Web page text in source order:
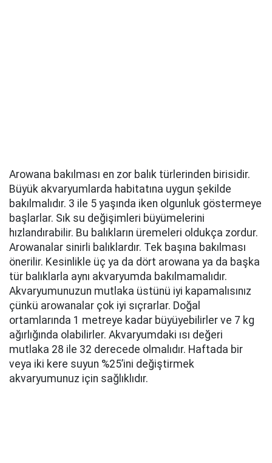
Arowana bakılması en zor balık türlerinden birisidir.
Büyük akvaryumlarda habitatına uygun şekilde
bakılmalıdır. 3 ile 5 yaşında iken olgunluk göstermeye
başlarlar. Sık su değişimleri büyümelerini
hızlandırabilir. Bu balıkların üremeleri oldukça zordur.
Arowanalar sinirli balıklardır. Tek başına bakılması
önerilir. Kesinlikle üç ya da dört arowana ya da başka
tür balıklarla aynı akvaryumda bakılmamalıdır.
Akvaryumunuzun mutlaka üstünü iyi kapamalısınız
çünkü arowanalar çok iyi sıçrarlar. Doğal
ortamlarında 1 metreye kadar büyüyebilirler ve 7 kg
ağırlığında olabilirler. Akvaryumdaki ısı değeri
mutlaka 28 ile 32 derecede olmalıdır. Haftada bir
veya iki kere suyun %25’ini değiştirmek
akvaryumunuz için sağlıklıdır.